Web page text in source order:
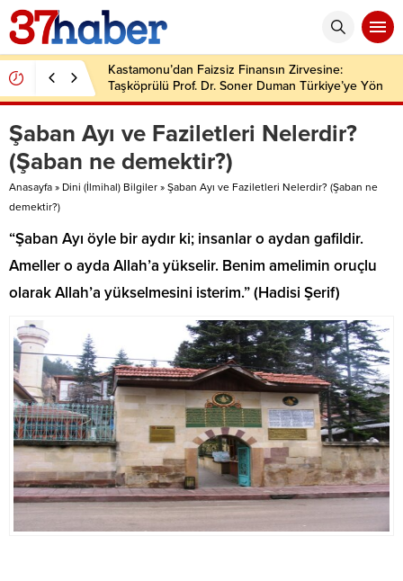
Kastamonu’dan Faizsiz Finansın Zirvesine:
Taşköprülü Prof. Dr. Soner Duman Türkiye’ye Yön
Veriyor
Şaban Ayı ve Faziletleri Nelerdir?
(Şaban ne demektir?)
Anasayfa » Dini (İlmihal) Bilgiler » Şaban Ayı ve Faziletleri Nelerdir? (Şaban ne
demektir?)
“Şaban Ayı öyle bir aydır ki; insanlar o aydan gafildir.
Ameller o ayda Allah’a yükselir. Benim amelimin oruçlu
olarak Allah’a yükselmesini isterim.” (Hadisi Şerif)